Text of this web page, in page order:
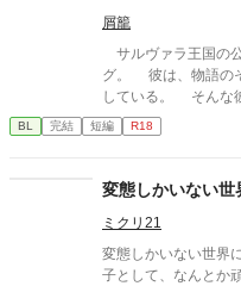
屑籠
サルヴァラ王国の
グ。 彼は、物語の
している。 そんな
にキラキラ輝いてい
らっと読めるような
BL 完結 短編 R18
変態しかいない世
ミクリ21
変態しかいない世界